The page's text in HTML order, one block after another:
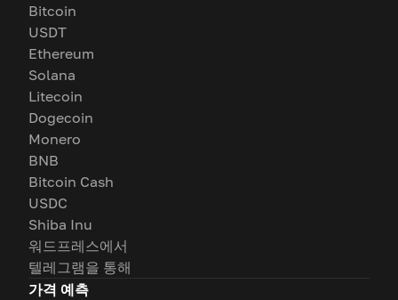
Bitcoin
USDT
Ethereum
Solana
Litecoin
Dogecoin
Monero
BNB
Bitcoin Cash
USDC
Shiba Inu
워드프레스에서
텔레그램을 통해
가격 예측